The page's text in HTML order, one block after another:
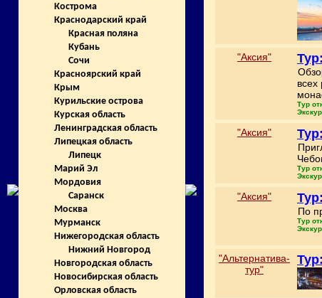
Кострома
Краснодарский край
Красная поляна
Кубань
Сочи
Красноярский край
Крым
Курильские острова
Курская область
Ленинградская область
Липецкая область
Липецк
Марий Эл
Мордовия
Саранск
Москва
Мурманск
Нижегородская область
Нижний Новгород
Новгородская область
Новосибирская область
Орловская область
"Аксия"
всех
Тур
"Аксия"
Тур
"Аксия"
По
Тур
"Альтернатива-
тур"